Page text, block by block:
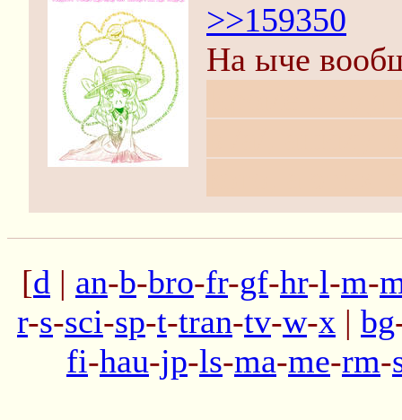
>>159350
На ыче
[d | an-b-bro-fr-gf-hr-l-m-
r-s-sci-sp-t-tran-tv-w-x | bg
fi-hau-jp-ls-ma-me-rm-